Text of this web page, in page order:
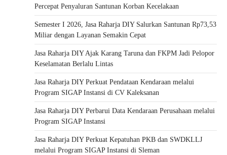
Percepat Penyaluran Santunan Korban Kecelakaan
Semester I 2026, Jasa Raharja DIY Salurkan Santunan Rp73,53
Miliar dengan Layanan Semakin Cepat
Jasa Raharja DIY Ajak Karang Taruna dan FKPM Jadi Pelopor
Keselamatan Berlalu Lintas
Jasa Raharja DIY Perkuat Pendataan Kendaraan melalui
Program SIGAP Instansi di CV Kaleksanan
Jasa Raharja DIY Perbarui Data Kendaraan Perusahaan melalui
Program SIGAP Instansi
Jasa Raharja DIY Perkuat Kepatuhan PKB dan SWDKLLJ
melalui Program SIGAP Instansi di Sleman